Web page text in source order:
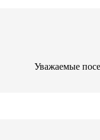
Уважаемые